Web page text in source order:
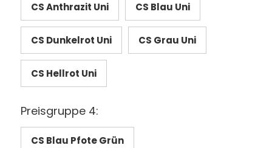
CS Anthrazit Uni CS Blau Uni
CS Dunkelrot Uni CS Grau Uni
CS Hellrot Uni
Preisgruppe 4:
CS Blau Pfote Grün